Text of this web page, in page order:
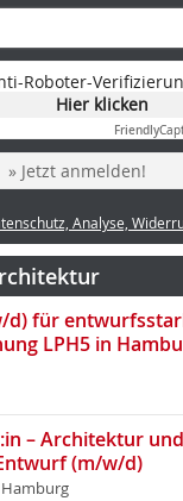
Roboter-
Hier klicken
Friendly
» Jetzt anmelden!
Analyse,
d) für
LPH5 in
– Architektur und
(m/w/d)